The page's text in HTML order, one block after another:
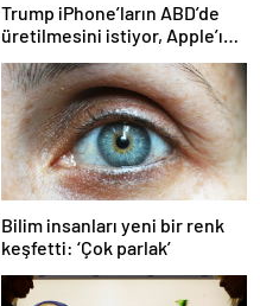
Trump iPhone’ların ABD’de
üretilmesini istiyor, Apple’ın
ise Çin’i terk etmesi pek olası
değil
Bilim insanları yeni bir renk
keşfetti: ‘Çok parlak’